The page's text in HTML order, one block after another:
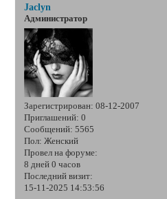
Jaclyn
Администратор
Зарегистрирован: 08-12-2007
Приглашений: 0
Сообщений: 5565
Пол: Женский
Провел на форуме:
8 дней 0 часов
Последний визит:
15-11-2025 14:53:56